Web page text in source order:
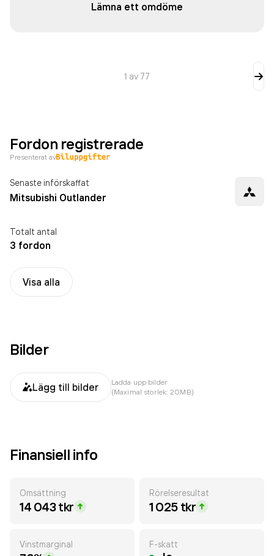
Lämna ett omdöme
1 av 77
Fordon registrerade
Presenterat av
Senaste införskaffat
Mitsubishi Outlander
Totalt antal
3 fordon
Visa alla
Bilder
Lägg till bilder
Ladda upp bilder
(Maximal storlek: 20MB)
Finansiell info
Omsättning
14 043 tkr
Rörelseresultat
1 025 tkr
Vinstmarginal F-skatt